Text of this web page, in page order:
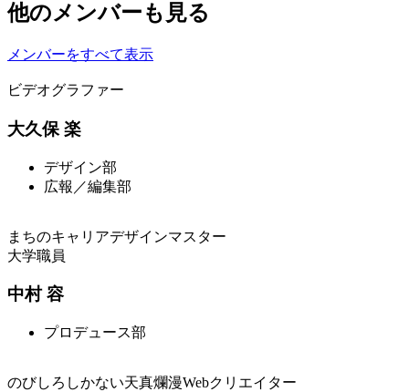
他のメンバーも見る
メンバーをすべて表示
ビデオグラファー
大久保 楽
デザイン部
広報／編集部
まちのキャリアデザインマスター
大学職員
中村 容
プロデュース部
のびしろしかない天真爛漫Webクリエイター